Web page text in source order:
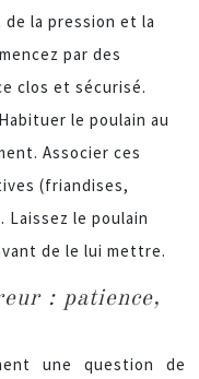
la pression et la
par des
clos et sécurisé.
le poulain au
Associer ces
(friandises,
le poulain
de le lui mettre.
: patience,
une question de